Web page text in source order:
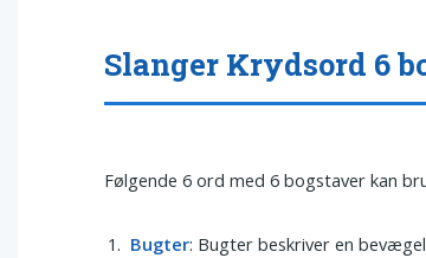
Slanger Krydsord 6
Følgende 6 ord med 6 bogstaver kan
Bugter: Bugter beskriver en